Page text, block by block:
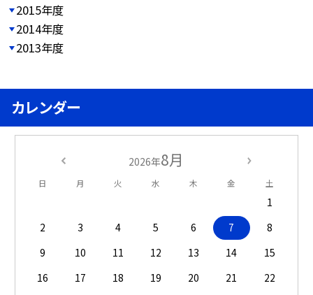
2015年度
2014年度
2013年度
カレンダー
2026年8月
日 月 火 水 木 金 土
1
2
3 4 5 6 7
8
9
10 11 12 13 14
15
16
17 18 19 20 21
22